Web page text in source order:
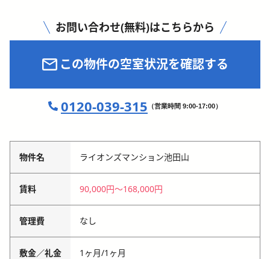
お問い合わせ(無料)はこちらから
この物件の空室状況を確認する
0120-039-315 （営業時間 9:00-17:00）
物件名 ライオンズマンション池田山
賃料 90,000円〜168,000円
管理費 なし
敷金／礼金 1ヶ月/1ヶ月